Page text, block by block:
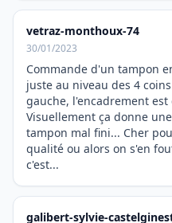
vetraz-monthoux-74
30/01/2023
Commande d'un tampon
juste au niveau des 4
gauche, l'encadrement
Visuellement ça donne
tampon mal fini... Cher
qualité ou alors on s'en
c'est...
galibert-sylvie-